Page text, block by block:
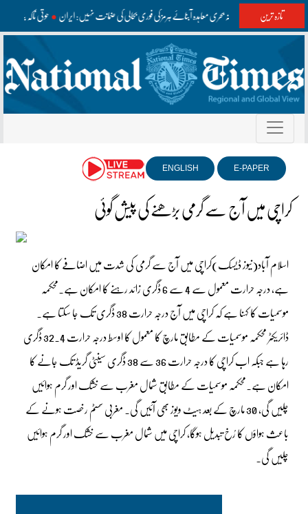
تازہ ترین عمان سے ممکنہ بحری معاہدہ آبنائے ہرمز کی فوری بحالی کی ضمانت نہیں: ایران حوثی ناکہ
E-PAPER
ENGLISH
کراچی میں آج سے گرمی بڑھنے کی پیش گوئی
اسلام آباد(نیوز ڈیسک)کراچی میں آج سے گرمی کی شدت میں اضافے کا امکان
ہے، درجہ حرارت معمول سے 4 سے 6 ڈگری زائد رہنے کا امکان ہے۔محکمہ
موسمیات کا کہنا ہے کہ کراچی میں آج درجہ حرارت 38 ڈگری تک جا سکتا ہے۔
ڈائریکٹر محکمہ موسمیات کے مطابق مارچ کا معمول کا اوسط درجہ حرارت 32.4 ڈگری
رہا ہے جبکہ اب کراچی کا درجہ حرارت 36 سے 38 ڈگری سینٹی گریڈ تک جانے کا
امکان ہے۔محکمہ موسمیات کے مطابق شمال مغرب سے خشک اور گرم ہوائیں
چلیں گی، 30 مارچ کے بعد ہیٹ ویوز بھی آئیں گی۔ مغربی سسٹم رخصت ہونے کے
باعث ہواؤں کا رُخ تبدیل ہوگا، کراچی میں شمال مغرب سے خشک اور گرم ہوائیں
چلیں گی۔